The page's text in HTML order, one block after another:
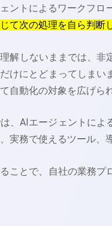
ントによるワークフロ
て次の処理を自ら判断
解しないままでは、非
けにとどまってしまい
自動化の対象を広げら
、AIエージェントによ
実務で使えるツール、
ことで、自社の業務プ